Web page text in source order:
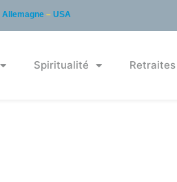
Allemagne– USA
Spiritualité Retraites